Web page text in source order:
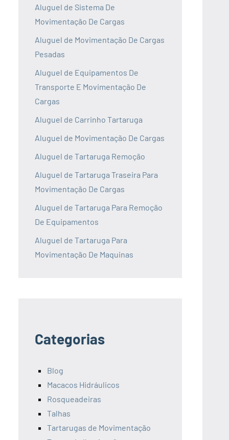
Aluguel de Sistema De
Movimentação De Cargas
Aluguel de Movimentação De Cargas
Pesadas
Aluguel de Equipamentos De
Transporte E Movimentação De
Cargas
Aluguel de Carrinho Tartaruga
Aluguel de Movimentação De Cargas
Aluguel de Tartaruga Remoção
Aluguel de Tartaruga Traseira Para
Movimentação De Cargas
Aluguel de Tartaruga Para Remoção
De Equipamentos
Aluguel de Tartaruga Para
Movimentação De Maquinas
Categorias
Blog
Macacos Hidráulicos
Rosqueadeiras
Talhas
Tartarugas de Movimentação